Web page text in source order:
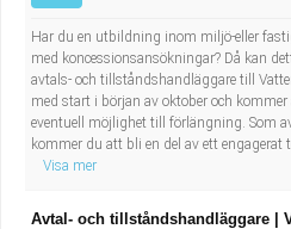
Har du en utbildning inom miljö-eller
med koncessionsansökningar? Då kan
avtals- och tillståndshandläggare till
med start i början av oktober och
eventuell möjlighet till förlängning. Som
kommer du att bli en del av ett engagerat
Visa mer
Avtal- och tillståndshandläggare |